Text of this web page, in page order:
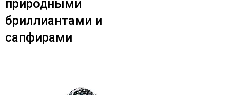
природными
бриллиантами и
сапфирами